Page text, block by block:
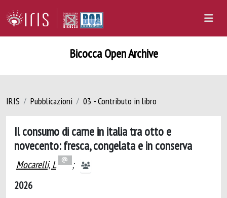
Bicocca Open Archive
IRIS Pubblicazioni 03 - Contributo in libro
Il consumo di carne in italia tra otto e
novecento: fresca, congelata e in conserva
Mocarelli, L
;
2026